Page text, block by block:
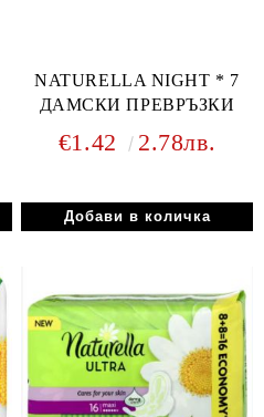
NATURELLA NIGHT * 7
ДАМСКИ ПРЕВРЪЗКИ
€1.42 2.78лв.